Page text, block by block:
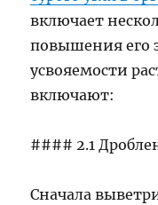
включает
повышения его
усвояемости
включают:
#### 2.1
Сначала